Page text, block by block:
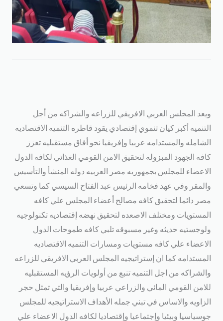
ويعد المجلس العربي الافريقي للزراعه والشراكه من أجل
التنميه أكبر كيان تنموي إقتصادي يقود قاطره التنميه الاقتصاديه
الشامله والمستدامه عربيا وإفريقيا نحو أفاق مستقبليه تعزز
كافه الجهود المبزوله لتحقيق الامن القومي الغذائي لكافه الدول
الاعضاء للمجلس بجمهوريه مصر العربيه دوله المنشأ والتأسيس
والمقر وفي عهد فخامه الرئيس عبد الفتاح السيسي كما وتسعي
مصر دائما لتحقيق كافه مصالح أعضاء المجلس علي كافه
المستويات ومختلف الاصعده لتحقيق نهضه إقتصاديه تكنولوجيه
ولوجستيه حديثه وغير مسبوقه تلبي كافه طموحات الدول
الاعضاء علي كافه مستويات ومسارات التنميه الاقتصاديه
المستدامه كما ان إستراتيجيه المجلس العربي الافريقي للزراعه
والشراكه من اجل التنميه تنبع من أولويات الرؤيه المستقبليه
للامن القومي المائي والزراعي عربيا وإفريقيا والتي تمثل حجر
الزاويه والاساس في تبني جمله الأهداف الاستراتيجيه للمجلس
جوسياسيا وبيئيا وإجتماعيا وإقتصاديا لكافه الدول الاعضاء علي